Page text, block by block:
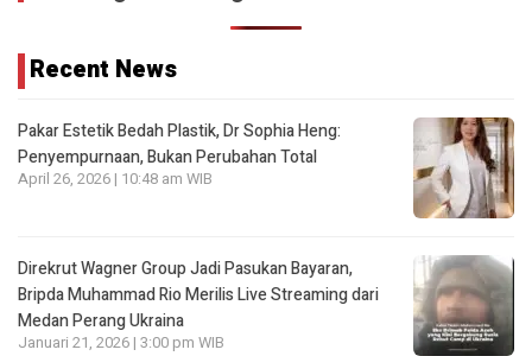
Recent News
Pakar Estetik Bedah Plastik, Dr Sophia Heng:
Penyempurnaan, Bukan Perubahan Total
April 26, 2026 | 10:48 am WIB
Direkrut Wagner Group Jadi Pasukan Bayaran,
Bripda Muhammad Rio Merilis Live Streaming dari
Medan Perang Ukraina
Januari 21, 2026 | 3:00 pm WIB